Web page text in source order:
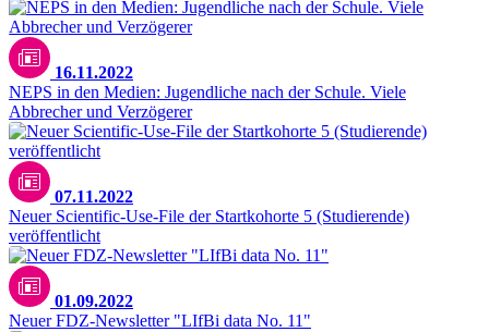
16.11.2022
NEPS in den Medien: Jugendliche nach der Schule. Viele
Abbrecher und Verzögerer
07.11.2022
Neuer Scientific-Use-File der Startkohorte 5 (Studierende)
veröffentlicht
01.09.2022
Neuer FDZ-Newsletter "LIfBi data No. 11"